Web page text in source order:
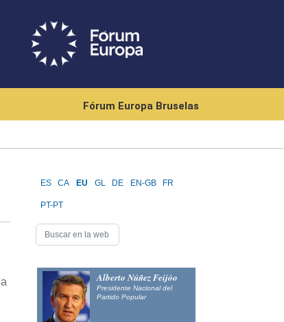
Fórum Europa Bruselas
ES CA EU GL DE EN-GB FR
PT-PT
Alberto Núñez Feijóo
Presidente Nacional del
Partido Popular